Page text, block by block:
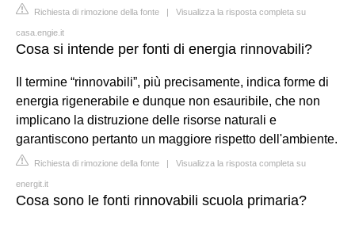
Richiesta di rimozione della fonte | Visualizza la risposta completa su
casa.engie.it
Cosa si intende per fonti di energia rinnovabili?
Il termine “rinnovabili”, più precisamente, indica forme di
energia rigenerabile e dunque non esauribile, che non
implicano la distruzione delle risorse naturali e
garantiscono pertanto un maggiore rispetto dell'ambiente.
Richiesta di rimozione della fonte | Visualizza la risposta completa su
energit.it
Cosa sono le fonti rinnovabili scuola primaria?